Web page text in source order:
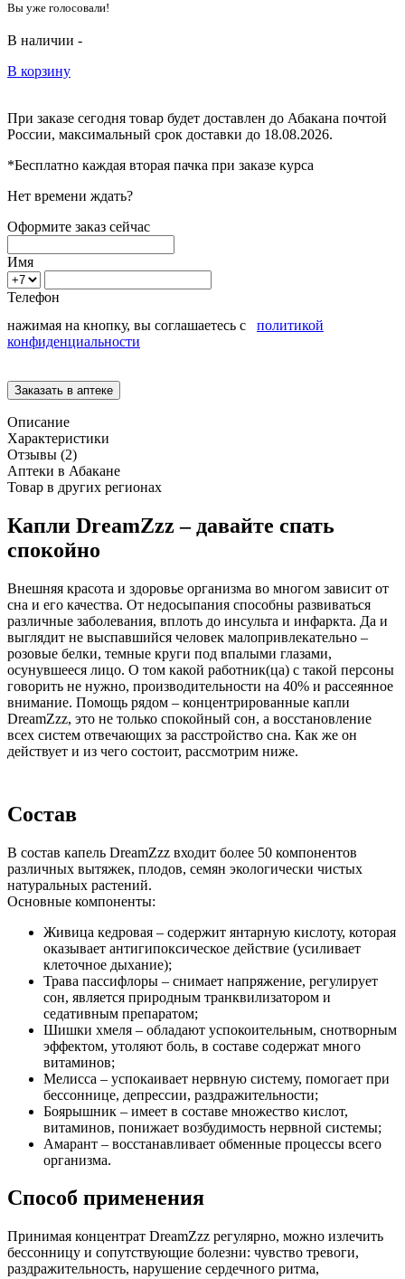
Вы уже голосовали!
В наличии -
В корзину
При заказе сегодня товар будет доставлен до Абакана почтой
России, максимальный срок доставки до 18.08.2026.
*Бесплатно каждая вторая пачка при заказе курса
Нет времени ждать?
Оформите заказ сейчас
Имя
Телефон
нажимая на кнопку, вы соглашаетесь с политикой
конфиденциальности
Описание
Характеристики
Отзывы (2)
Аптеки в Абакане
Товар в других регионах
Капли DreamZzz – давайте спать
спокойно
Внешняя красота и здоровье организма во многом зависит от
сна и его качества. От недосыпания способны развиваться
различные заболевания, вплоть до инсульта и инфаркта. Да и
выглядит не выспавшийся человек малопривлекательно –
розовые белки, темные круги под впалыми глазами,
осунувшееся лицо. О том какой работник(ца) с такой персоны
говорить не нужно, производительности на 40% и рассеянное
внимание. Помощь рядом – концентрированные капли
DreamZzz, это не только спокойный сон, а восстановление
всех систем отвечающих за расстройство сна. Как же он
действует и из чего состоит, рассмотрим ниже.
Состав
В состав капель DreamZzz входит более 50 компонентов
различных вытяжек, плодов, семян экологически чистых
натуральных растений.
Основные компоненты:
Живица кедровая – содержит янтарную кислоту, которая
оказывает антигипоксическое действие (усиливает
клеточное дыхание);
Трава пассифлоры – снимает напряжение, регулирует
сон, является природным транквилизатором и
седативным препаратом;
Шишки хмеля – обладают успокоительным, снотворным
эффектом, утоляют боль, в составе содержат много
витаминов;
Мелисса – успокаивает нервную систему, помогает при
бессоннице, депрессии, раздражительности;
Боярышник – имеет в составе множество кислот,
витаминов, понижает возбудимость нервной системы;
Амарант – восстанавливает обменные процессы всего
организма.
Способ применения
Принимая концентрат DreamZzz регулярно, можно излечить
бессонницу и сопутствующие болезни: чувство тревоги,
раздражительность, нарушение сердечного ритма,